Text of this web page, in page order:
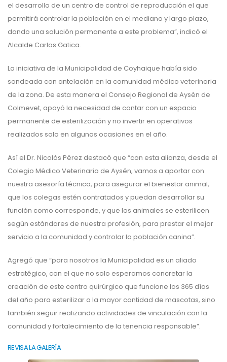
el desarrollo de un centro de control de reproducción el que
permitirá controlar la población en el mediano y largo plazo,
dando una solución permanente a este problema”, indicó el
Alcalde Carlos Gatica.
La iniciativa de la Municipalidad de Coyhaique había sido
sondeada con antelación en la comunidad médico veterinaria
de la zona. De esta manera el Consejo Regional de Aysén de
Colmevet, apoyó la necesidad de contar con un espacio
permanente de esterilización y no invertir en operativos
realizados solo en algunas ocasiones en el año.
Así el Dr. Nicolás Pérez destacó que “con esta alianza, desde el
Colegio Médico Veterinario de Aysén, vamos a aportar con
nuestra asesoría técnica, para asegurar el bienestar animal,
que los colegas estén contratados y puedan desarrollar su
función como corresponde, y que los animales se esterilicen
según estándares de nuestra profesión, para prestar el mejor
servicio a la comunidad y controlar la población canina”.
Agregó que “para nosotros la Municipalidad es un aliado
estratégico, con el que no solo esperamos concretar la
creación de este centro quirúrgico que funcione los 365 días
del año para esterilizar a la mayor cantidad de mascotas, sino
también seguir realizando actividades de vinculación con la
comunidad y fortalecimiento de la tenencia responsable”.
REVISA LA GALERÍA